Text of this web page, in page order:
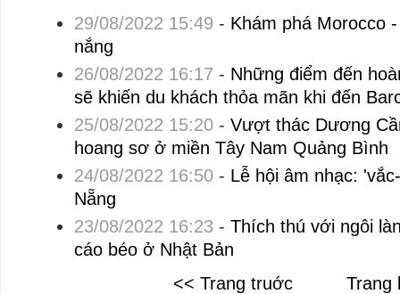
29/08/2022 15:49 - Khám phá Morocco
nắng
26/08/2022 16:17 - Những điểm đến
sẽ khiến du khách thỏa mãn khi đến
25/08/2022 15:20- Vượt thác Dương
hoang sơ ở miền Tây Nam Quảng Bình
24/08/2022 16:50- Lễ hội âm nhạc:
Nẵng
23/08/2022 16:23 - Thích thú với ngôi
cáo béo ở Nhật Bản
<< Trang truớc
Trang